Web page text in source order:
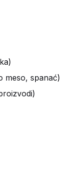
meso, spanać)